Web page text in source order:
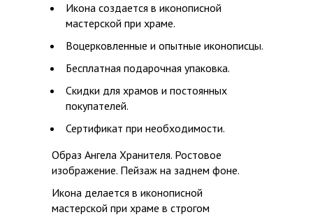
Икона создается в иконописной
мастерской при храме.
Воцерковленные и опытные иконописцы.
Бесплатная подарочная упаковка.
Скидки для храмов и постоянных
покупателей.
Сертификат при необходимости.
Образ Ангела Хранителя. Ростовое
изображение. Пейзаж на заднем фоне.
Икона делается в иконописной
мастерской при храме в строгом